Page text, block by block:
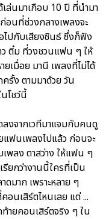
ล่นมาเกือบ 10 ปี ที่นำมา
อนที่ช่วงกลางเพลงจะ
ไปกับเสียงซินธ์ ซึ่งก็ฟัง
ว ติ๋ม ที่วงชวนแฟน ๆ ให้
เมื่อย มานี เพลงที่ไม่ได้
รั้ง ตามมาด้วย วัน
โชว์นี้
งจากเวทีมาแจมกับคนดู
ฟนเพลงไปแล้ว ก่อนจะ
พลง ตาสว่าง ให้แฟน ๆ
ยกว่างานนี้ใครที่เป็น
มาก เพราะหลาย ๆ
นเสิร์ตไหนเลย แต่ ...
ายคอนเสิร์ตจริง ๆ ใน